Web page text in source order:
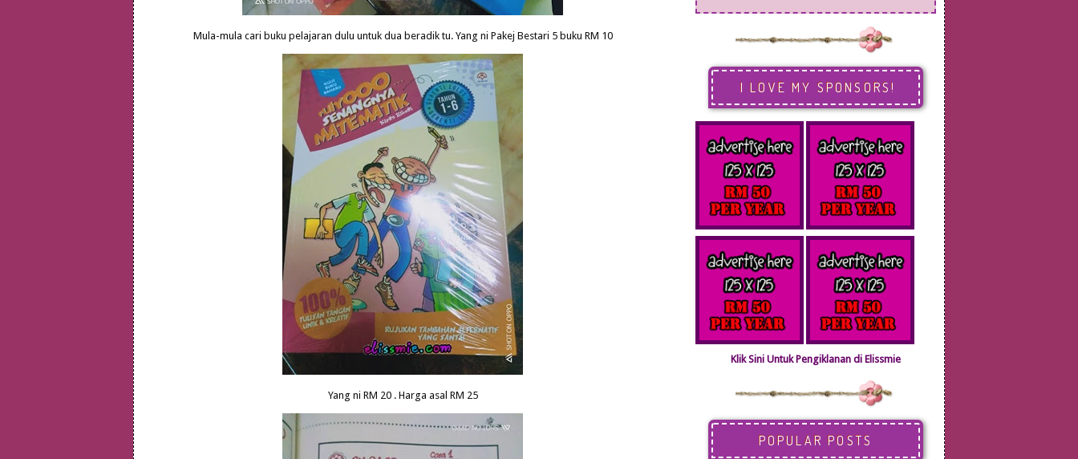
Mula-mula cari buku pelajaran dulu untuk dua beradik tu. Yang ni Pakej Bestari 5 buku RM 10
Yang ni RM 20 . Harga asal RM 25
I LOVE MY SPONSORS!
Klik Sini Untuk Pengiklanan di Elissmie
POPULAR POSTS